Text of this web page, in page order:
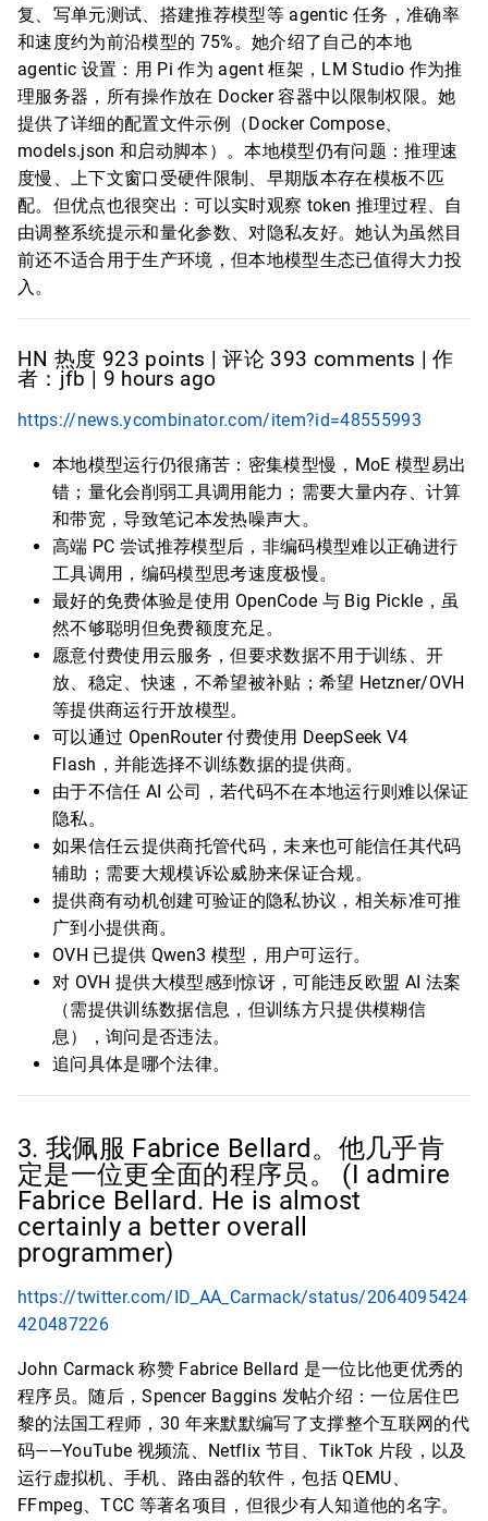
复、写单元测试、搭建推荐模型等 agentic 任务，准确率
和速度约为前沿模型的 75%。她介绍了自己的本地
agentic 设置：用 Pi 作为 agent 框架，LM Studio 作为推
理服务器，所有操作放在 Docker 容器中以限制权限。她
提供了详细的配置文件示例（Docker Compose、
models.json 和启动脚本）。本地模型仍有问题：推理速
度慢、上下文窗口受硬件限制、早期版本存在模板不匹
配。但优点也很突出：可以实时观察 token 推理过程、自
由调整系统提示和量化参数、对隐私友好。她认为虽然目
前还不适合用于生产环境，但本地模型生态已值得大力投
入。
HN 热度 923 points | 评论 393 comments | 作
者：jfb | 9 hours ago
https://news.ycombinator.com/item?id=48555993
本地模型运行仍很痛苦：密集模型慢，MoE 模型易出
错；量化会削弱工具调用能力；需要大量内存、计算
和带宽，导致笔记本发热噪声大。
高端 PC 尝试推荐模型后，非编码模型难以正确进行
工具调用，编码模型思考速度极慢。
最好的免费体验是使用 OpenCode 与 Big Pickle，虽
然不够聪明但免费额度充足。
愿意付费使用云服务，但要求数据不用于训练、开
放、稳定、快速，不希望被补贴；希望 Hetzner/OVH
等提供商运行开放模型。
可以通过 OpenRouter 付费使用 DeepSeek V4
Flash，并能选择不训练数据的提供商。
由于不信任 AI 公司，若代码不在本地运行则难以保证
隐私。
如果信任云提供商托管代码，未来也可能信任其代码
辅助；需要大规模诉讼威胁来保证合规。
提供商有动机创建可验证的隐私协议，相关标准可推
广到小提供商。
OVH 已提供 Qwen3 模型，用户可运行。
对 OVH 提供大模型感到惊讶，可能违反欧盟 AI 法案
（需提供训练数据信息，但训练方只提供模糊信
息），询问是否违法。
追问具体是哪个法律。
3. 我佩服 Fabrice Bellard。他几乎肯
定是一位更全面的程序员。 (I admire
Fabrice Bellard. He is almost
certainly a better overall
programmer)
https://twitter.com/ID_AA_Carmack/status/2064095424
420487226
John Carmack 称赞 Fabrice Bellard 是一位比他更优秀的
程序员。随后，Spencer Baggins 发帖介绍：一位居住巴
黎的法国工程师，30 年来默默编写了支撑整个互联网的代
码——YouTube 视频流、Netflix 节目、TikTok 片段，以及
运行虚拟机、手机、路由器的软件，包括 QEMU、
FFmpeg、TCC 等著名项目，但很少有人知道他的名字。